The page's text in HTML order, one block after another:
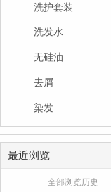
洗护套装
洗发水
无硅油
去屑
染发
最近浏览
全部浏览历史